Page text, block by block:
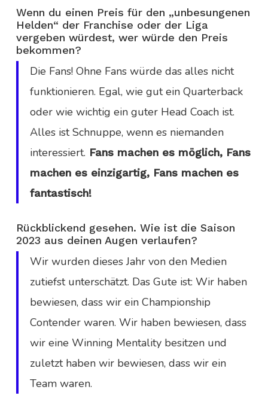
Wenn du einen Preis für den „unbesungenen
Helden“ der Franchise oder der Liga
vergeben würdest, wer würde den Preis
bekommen?
Die Fans! Ohne Fans würde das alles nicht
funktionieren. Egal, wie gut ein Quarterback
oder wie wichtig ein guter Head Coach ist.
Alles ist Schnuppe, wenn es niemanden
interessiert. Fans machen es möglich, Fans
machen es einzigartig, Fans machen es
fantastisch!
Rückblickend gesehen. Wie ist die Saison
2023 aus deinen Augen verlaufen?
Wir wurden dieses Jahr von den Medien
zutiefst unterschätzt. Das Gute ist: Wir haben
bewiesen, dass wir ein Championship
Contender waren. Wir haben bewiesen, dass
wir eine Winning Mentality besitzen und
zuletzt haben wir bewiesen, dass wir ein
Team waren.